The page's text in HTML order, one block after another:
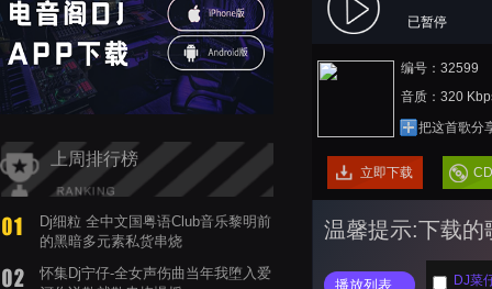
上周排行榜
Dj细粒 全中文国粤语Club音乐黎明前
的黑暗多元素私货串烧
怀集Dj宁仔-全女声伤曲当年我堕入爱
已暂停
编号：32599
音质：320
把这首歌分
立即下载
温馨提示:下载的
播放列表 DJ菜